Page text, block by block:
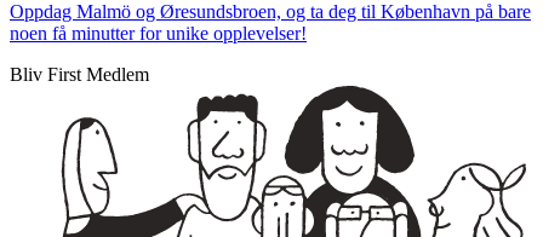
Oppdag Malmö og Øresundsbroen, og ta deg til København på bare
noen få minutter for unike opplevelser!
Bliv First Medlem